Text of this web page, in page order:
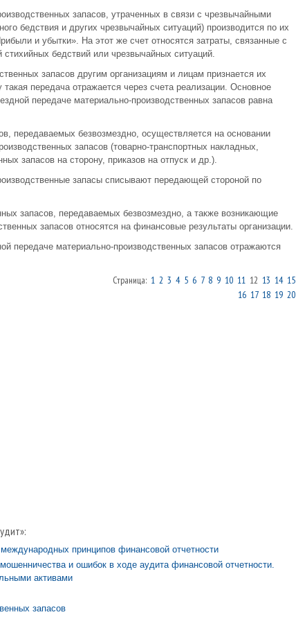
запасов, утраченных в связи с чрезвычайными
бедствия и других чрезвычайных ситуаций) производится по их
и убытки». На этот же счет относятся затраты, связанные с
бедствий или чрезвычайных ситуаций.
запасов другим организациям и лицам признается их
передача отражается через счета реализации. Основное
передаче материально-производственных запасов равна
передаваемых безвозмездно, осуществляется на основании
запасов (товарно-транспортных накладных,
запасов на сторону, приказов на отпуск и др.).
запасы списывают передающей стороной по
запасов, передаваемых безвозмездно, а также возникающие
запасов относятся на финансовые результаты организации.
передаче материально-производственных запасов отражаются
Страница: 1 2 3 4 5 6 7 8 9 10 1112 13 14 15
16 17 18 19 20
принципов финансовой отчетности
и ошибок в ходе аудита финансовой отчетности.
активами
запасов